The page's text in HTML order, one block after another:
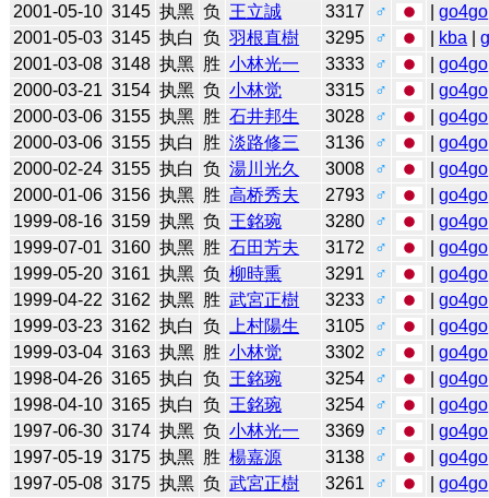
2001-05-10 3145 执黑 负 王立誠 3317 ♂ |go4go
2001-05-03 3145 执白 负 羽根直樹 3295 ♂ kba |
2001-03-08 3148 执黑 胜 小林光一 3333 ♂ |go4go
2000-03-21 3154 执黑 负 小林觉 3315 ♂ |go4go
2000-03-06 3155 执黑 胜 石井邦生 3028 ♂ |go4go
2000-03-06 3155 执白 胜 淡路修三 3136 ♂ |go4go
2000-02-24 3155 执白 负 湯川光久 3008 ♂ |go4go
2000-01-06 3156 执黑 胜 高桥秀夫 2793 ♂ |go4go
1999-08-16 3159 执黑 负 王銘琬 3280 ♂ |go4go
1999-07-01 3160 执黑 胜 石田芳夫 3172 ♂ |go4go
1999-05-20 3161 执黑 负 柳時熏 3291 ♂ |go4go
1999-04-22 3162 执黑 胜 武宮正樹 3233 ♂ |go4go
1999-03-23 3162 执白 负 上村陽生 3105 ♂ |go4go
1999-03-04 3163 执黑 胜 小林觉 3302 ♂ |go4go
1998-04-26 3165 执白 负 王銘琬 3254 ♂ |go4go
1998-04-10 3165 执白 负 王銘琬 3254 ♂ |go4go
1997-06-30 3174 执黑 负 小林光一 3369 ♂ |go4go
1997-05-19 3175 执黑 胜 楊嘉源 3138 ♂ |go4go
1997-05-08 3175 执黑 负 武宮正樹 3261 ♂ |go4go